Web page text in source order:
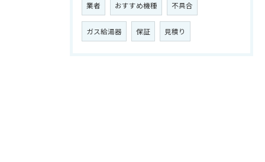
業者 おすすめ機種 不具合
ガス給湯器 保証 見積り